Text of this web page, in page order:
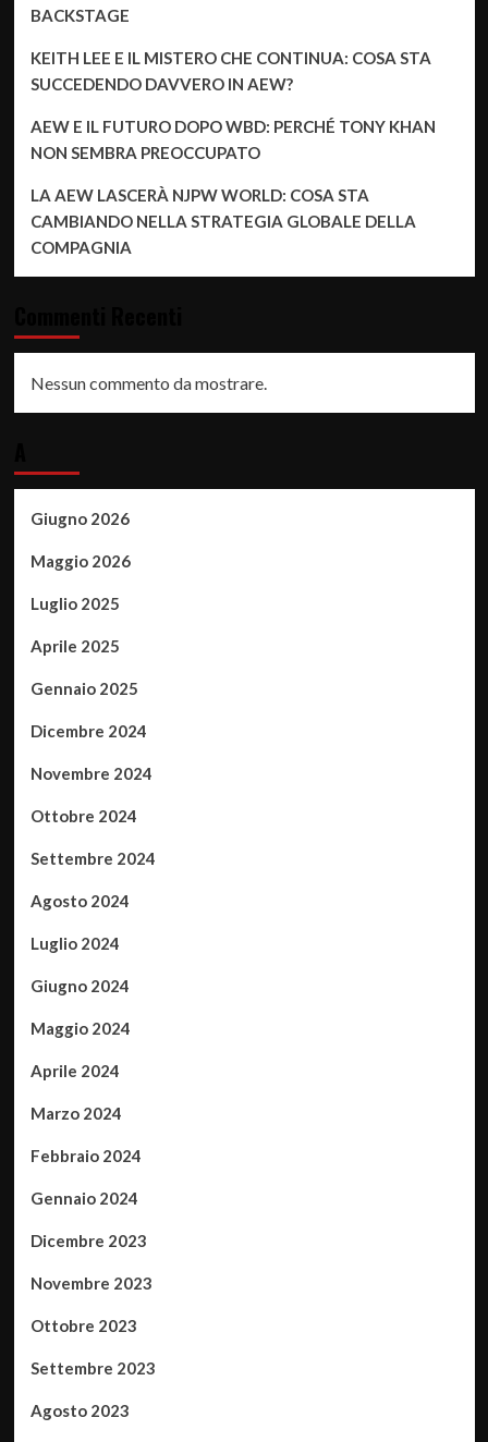
BACKSTAGE
KEITH LEE E IL MISTERO CHE CONTINUA: COSA STA
SUCCEDENDO DAVVERO IN AEW?
AEW E IL FUTURO DOPO WBD: PERCHÉ TONY KHAN
NON SEMBRA PREOCCUPATO
LA AEW LASCERÀ NJPW WORLD: COSA STA
CAMBIANDO NELLA STRATEGIA GLOBALE DELLA
COMPAGNIA
Nessun commento da mostrare.
Giugno 2026
Maggio 2026
Luglio 2025
Aprile 2025
Gennaio 2025
Dicembre 2024
Novembre 2024
Ottobre 2024
Settembre 2024
Agosto 2024
Luglio 2024
Giugno 2024
Maggio 2024
Aprile 2024
Marzo 2024
Febbraio 2024
Gennaio 2024
Dicembre 2023
Novembre 2023
Ottobre 2023
Settembre 2023
Agosto 2023